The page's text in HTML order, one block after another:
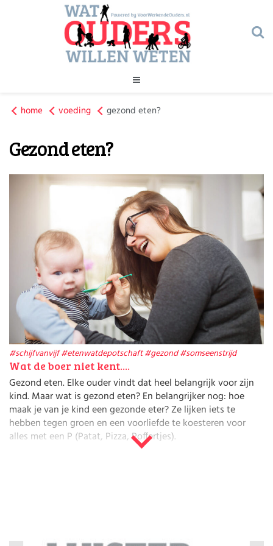
Gezondheid
Kinderopvang
Opvoeding
Ouderschap
Veiligheid
Verlof
Werk
Geld
Gezondheid
Huishouden
Kinderopvang
Onderwijs
Opvoeding
Ouderschap
Veiligheid
Verlof
Werk
Onderwijs
home voeding gezond eten?
Gezond eten?
#schijfvanvijf #etenwatdepotschaft #gezond #somseenstrijd
Wat de boer niet kent....
Gezond eten. Elke ouder vindt dat heel belangrijk voor zijn
kind. Maar wat is gezond eten? En belangrijker nog: hoe
maak je van je kind een gezonde eter? Ze lijken iets te
hebben tegen groen en een voorliefde te koesteren voor
alles met een P (Patat, Pizza, Poffertjes).
lange tanden aan tafel of juist altijd meer willen. Mak hier